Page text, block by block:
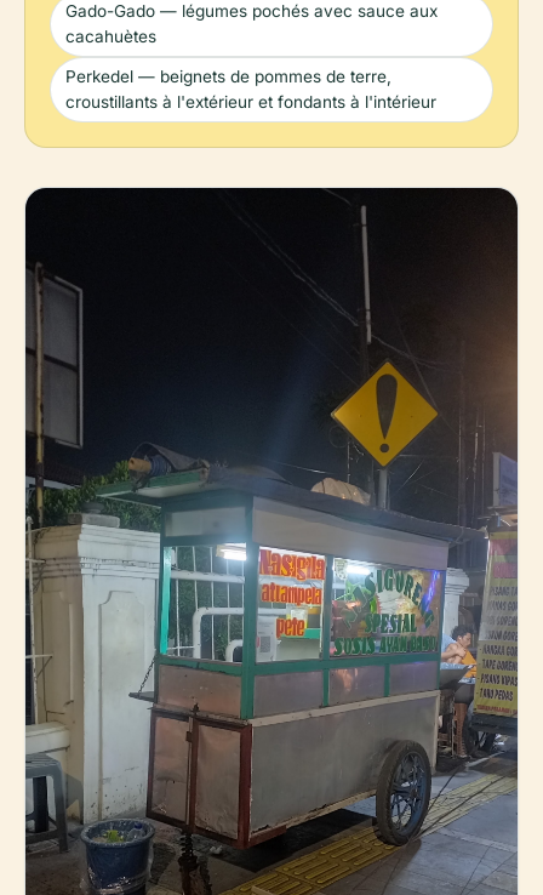
Gado-Gado — légumes pochés avec sauce aux
cacahuètes
Perkedel — beignets de pommes de terre,
croustillants à l'extérieur et fondants à l'intérieur